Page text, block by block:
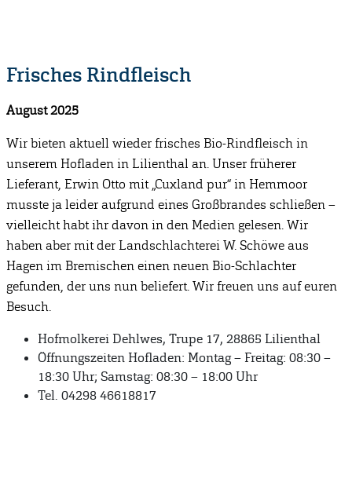
Frisches Rindfleisch
August 2025
Wir bieten aktuell wieder frisches Bio-Rindfleisch in
unserem Hofladen in Lilienthal an. Unser früherer
Lieferant, Erwin Otto mit „Cuxland pur“ in Hemmoor
musste ja leider aufgrund eines Großbrandes schließen –
vielleicht habt ihr davon in den Medien gelesen. Wir
haben aber mit der Landschlachterei W. Schöwe aus
Hagen im Bremischen einen neuen Bio-Schlachter
gefunden, der uns nun beliefert. Wir freuen uns auf euren
Besuch.
Hofmolkerei Dehlwes, Trupe 17, 28865 Lilienthal
Öffnungszeiten Hofladen: Montag – Freitag: 08:30 –
18:30 Uhr; Samstag: 08:30 – 18:00 Uhr
Tel. 04298 46618817